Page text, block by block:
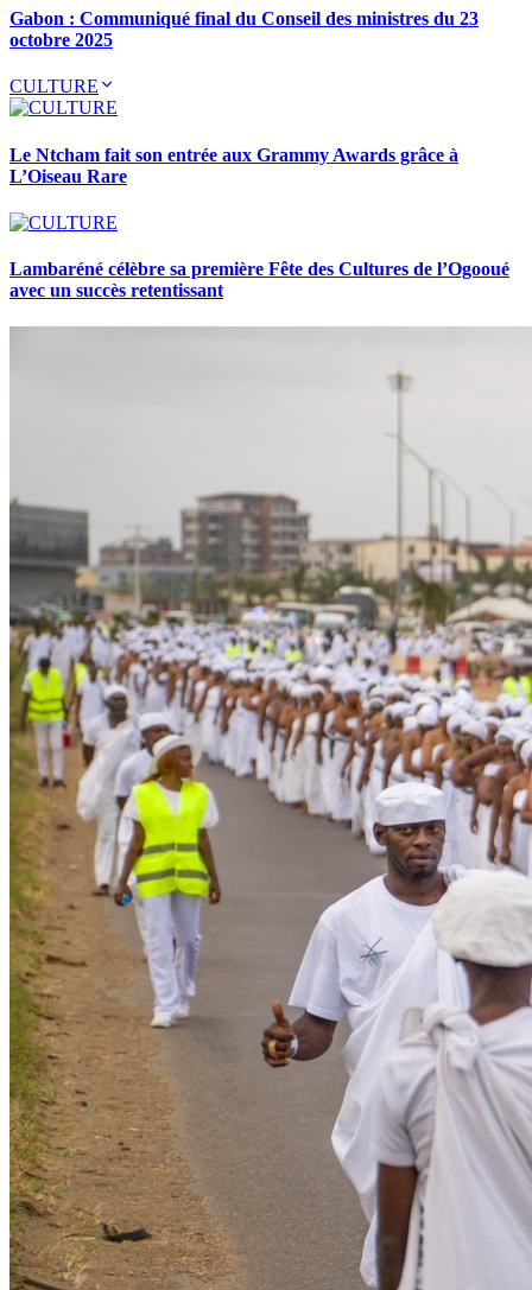
Gabon : Communiqué final du Conseil des ministres du 23
octobre 2025
CULTURE
Le Ntcham fait son entrée aux Grammy Awards grâce à
L’Oiseau Rare
Lambaréné célèbre sa première Fête des Cultures de l’Ogooué
avec un succès retentissant